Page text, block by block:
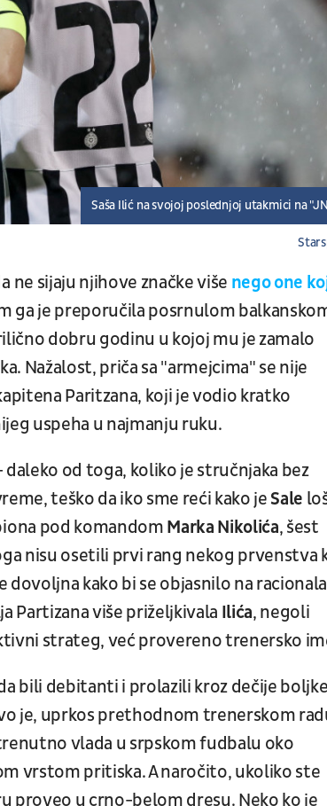
Saša Ilić na svojoj poslednjoj utakmici na
ne sijaju njihove značke više nego one
ga je preporučila posrnulom
dobru godinu u kojoj mu je zamalo
Nažalost, priča sa "armejcima" se nije
Paritzana, koji je vodio kratko
uspeha u najmanju ruku.
od toga, koliko je stručnjaka bez
teško da iko sme reći kako je Sale
pod komandom Marka Nikolića, šest
nisu osetili prvi rang nekog prvenstva
kako bi se objasnilo na
Partizana više priželjkivala Ilića, negoli
strateg, već provereno trenersko
bili debitanti i prolazili kroz dečije
je, uprkos prethodnom trenerskom
vlada u srpskom fudbalu oko
vrstom pritiska. A naročito, ukoliko ste
proveo u crno-belom dresu. Neko ko je